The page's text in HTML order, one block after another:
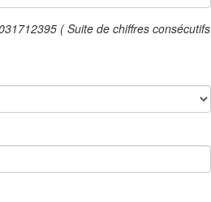
( Suite de chiffres consécutifs